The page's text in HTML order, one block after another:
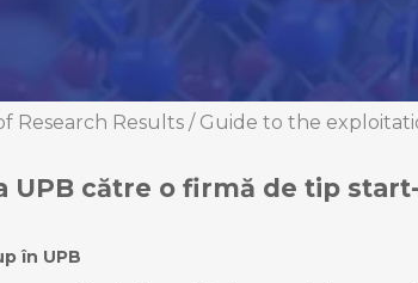
Research Results / Guide to the
UPB către o firmă de tip
în UPB